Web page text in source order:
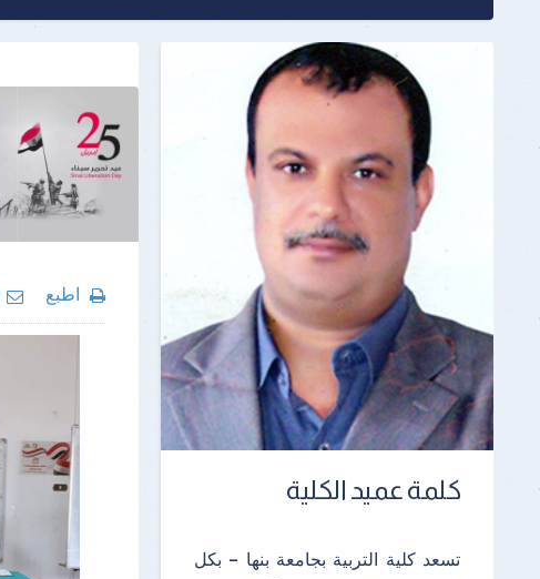
اطبع
كلمة عميد الكلية
تسعد كلية التربية بجامعة بنها – بكل